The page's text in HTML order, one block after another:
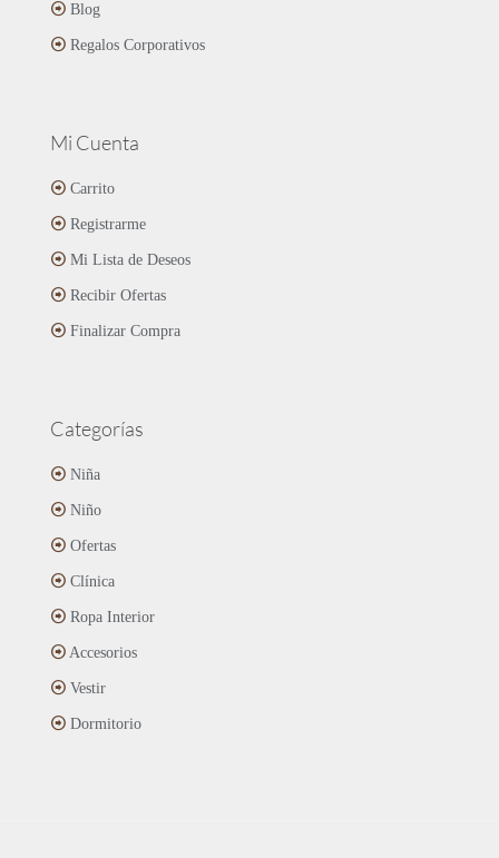
Blog
Regalos Corporativos
Mi Cuenta
Carrito
Registrarme
Mi Lista de Deseos
Recibir Ofertas
Finalizar Compra
Categorías
Niña
Niño
Ofertas
Clínica
Ropa Interior
Accesorios
Vestir
Dormitorio